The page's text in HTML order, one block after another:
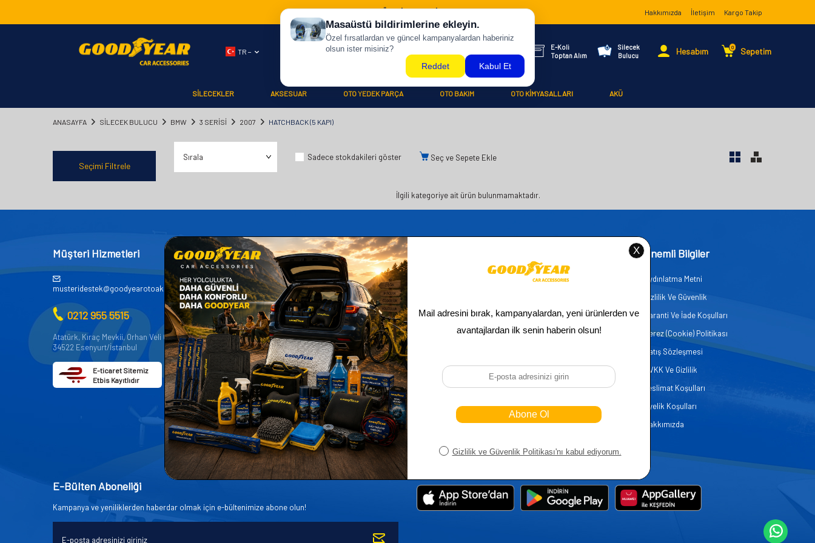
500 TL ÜZERİ KARGO BİZDEN ! Hakkımızda İletişim Kargo Takip
TR −
E-Koli
Toptan Alım
Silecek
Bulucu
Hesabım 0 Sepetim
SİLECEKLER AKSESUAR OTO YEDEK PARÇA OTO BAKIM OTO KİMYASALLARI AKÜ
ANASAYFA SILECEK BULUCU BMW 3 SERİSİ 2007 HATCHBACK (5 KAPI)
Seçimi Filtrele
Sadece stokdakileri göster Seç ve Sepete Ekle
İlgili kategoriye ait ürün bulunmamaktadır.
Müşteri Hizmetleri
musteridestek@goodyearotoaksesuar.com.tr
0212 955 5515
Atatürk, Kıraç Mevkii, Orhan Veli Cd. D:No:19,
34522 Esenyurt/İstanbul
E-ticaret Sitemiz
Etbis Kayıtlıdır
Kategoriler
AKÜ
OTO KİMYASALLARI
OTO YEDEK PARÇA
AKSESUAR
OTO BAKIM
Üye
Sepetim
Bayi Kayıt
Bayi Girişi
Yeni Üye Kayıt
Üye Girişi
Ana Sayfa
Yeni Ürünler
Önemli Bilgiler
Aydınlatma Metni
Gizlilik Ve Güvenlik
Garanti Ve İade Koşulları
Çerez (Cookie) Politikası
Satış Sözleşmesi
KVKK Ve Gizlilik
Teslimat Koşulları
Üyelik Koşulları
Hakkımızda
E-Bülten Aboneliği
Kampanya ve yeniliklerden haberdar olmak için e-bültenimize abone olun!